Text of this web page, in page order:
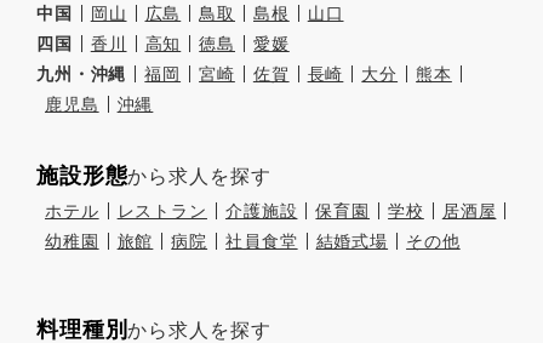
中国
岡山 広島 鳥取 島根
山口
四国
香川 高知 徳島
愛媛
九州・沖縄
福岡 宮崎 佐賀 長崎 大分
熊本
鹿児島
沖縄
施設形態から求人を探す
ホテル レストラン 介護施設 保育園 学校
居酒屋
幼稚園
旅館 病院 社員食堂 結婚式場 その他
料理種別から求人を探す